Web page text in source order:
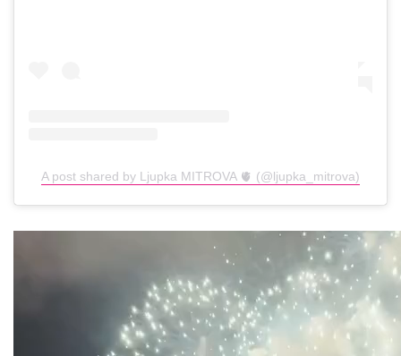
A post shared by Ljupka MITROVA 🫀 (@ljupka_mitrova)